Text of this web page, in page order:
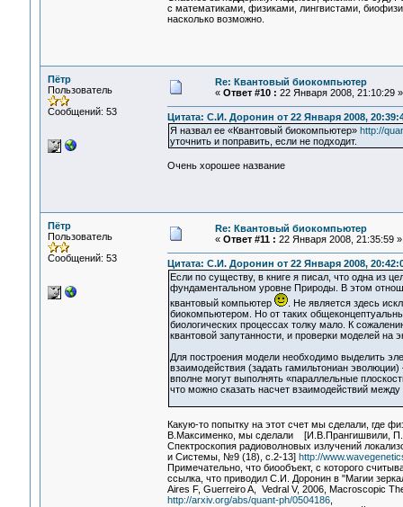
с математиками, физиками, лингвистами,
насколько возможно.
Пётр
Пользователь
Сообщений: 53
Re: Квантовый биокомпьютер
« Ответ #10 : 22 Января 2008, 21:10:29 »
Цитата: С.И. Доронин от 22 Января 2008,
Я назвал ее «Квантовый биокомпьютер» http://
уточнить и поправить, если не подходит.
Очень хорошее название
Пётр
Пользователь
Сообщений: 53
Re: Квантовый биокомпьютер
« Ответ #11 : 22 Января 2008, 21:35:59 »
Цитата: С.И. Доронин от 22 Января 2008,
Если по существу, в книге я писал, что одна из
фундаментальном уровне Природы. В этом
квантовый компьютер
. Не является здесь
биокомпьютером. Но от таких
биологических процессах толку мало. К
квантовой запутанности, и проверки моделей на
Для построения модели необходимо выделить
взаимодействия (задать гамильтониан
вполне могут выполнять «параллельные
что можно сказать насчет взаимодействий
Какую-то попытку на этот счет мы сделали, где
В.Максименко, мы сделали [И.В.Прангишвили,
Спектроскопия радиоволновых излучений
и Системы, №9 (18), с.2-13] http://
Примечательно, что биообъект, с которого
ссылка, что приводил С.И. Доронин в "Магии
Aires F, Guerreiro A, Vedral V, 2006, Macroscopic
http://arxiv.org/abs/quant-ph/0504186,